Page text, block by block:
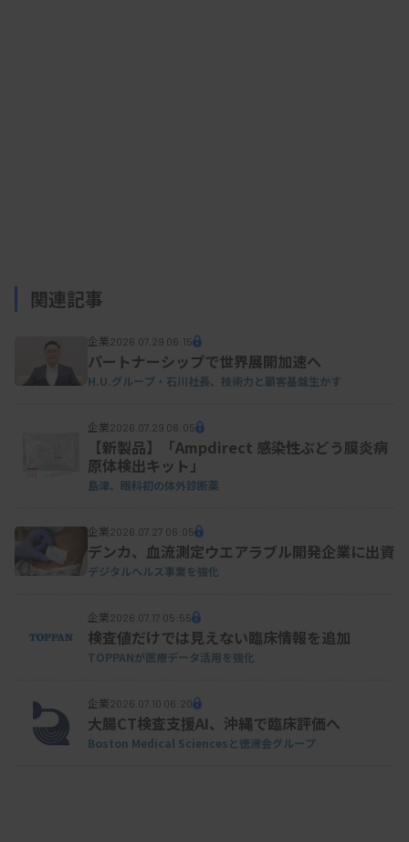
診、生活習慣改善を進め、発症リスクの低減につな
関連記事
企業2026.07.29 06:15
パートナーシップで世界展開加速へ
H.U.グループ・石川社長、技術力と顧客基盤生かす
企業2026.07.29 06:05
【新製品】「Ampdirect 感染性ぶどう膜炎病
原体検出キット」
島津、眼科初の体外診断薬
企業2026.07.27 06:05
デンカ、血流測定ウエアラブル開発企業に出資
デジタルヘルス事業を強化
企業2026.07.17 05:55
検査値だけでは見えない臨床情報を追加
TOPPANが医療データ活用を強化
企業2026.07.10 06:20
大腸CT検査支援AI、沖縄で臨床評価へ
Boston Medical Sciencesと徳洲会グループ